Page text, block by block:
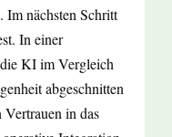
nächsten Schritt
In einer
KI im Vergleich
abgeschnitten
in das